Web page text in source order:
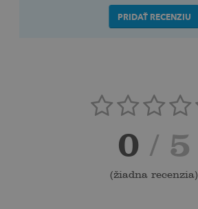
PRIDAŤ RECENZIU
0 / 5
(žiadna recenzia)